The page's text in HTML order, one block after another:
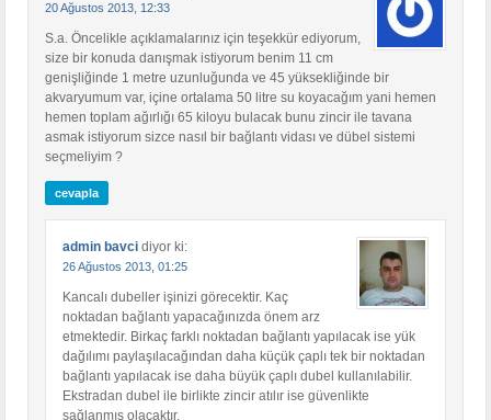
20 Ağustos 2013, 12:33
S.a. Öncelikle açıklamalarınız için teşekkür ediyorum,
size bir konuda danışmak istiyorum benim 11 cm
genişliğinde 1 metre uzunluğunda ve 45 yüksekliğinde bir
akvaryumum var, içine ortalama 50 litre su koyacağım yani hemen
hemen toplam ağırlığı 65 kiloyu bulacak bunu zincir ile tavana
asmak istiyorum sizce nasıl bir bağlantı vidası ve dübel sistemi
seçmeliyim ?
cevapla
admin bavci diyor ki:
26 Ağustos 2013, 01:25
Kancalı dubeller işinizi görecektir. Kaç
noktadan bağlantı yapacağınızda önem arz
etmektedir. Birkaç farklı noktadan bağlantı yapılacak ise yük
dağılımı paylaşılacağından daha küçük çaplı tek bir noktadan
bağlantı yapılacak ise daha büyük çaplı dubel kullanılabilir.
Ekstradan dubel ile birlikte zincir atılır ise güvenlikte
sağlanmış olacaktır.